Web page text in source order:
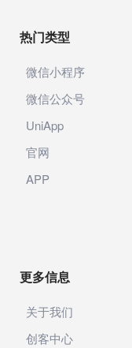
热门类型
微信小程序
微信公众号
UniApp
官网
APP
更多信息
关于我们
创客中心